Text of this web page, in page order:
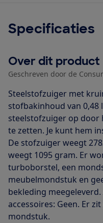
Specificaties
Over dit product
Geschreven door de
Steelstofzuiger met
stofbakinhoud van 0,48
steelstofzuiger op door
te zetten. Je kunt hem
De stofzuiger weegt
weegt 1095 gram. Er
turboborstel, een
meubelmondstuk en
bekleding
accessoires: Geen. Er
mondstuk.